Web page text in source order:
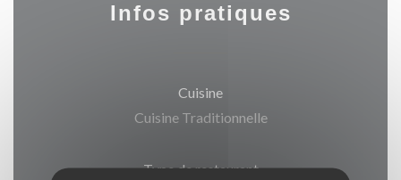
Infos pratiques
Cuisine
Cuisine Traditionnelle
Type de restaurant